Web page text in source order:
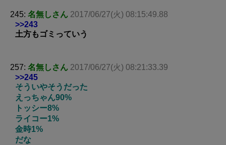
245: 名無しさん 2017/06/27(火) 08:15:49.88
>>243
土方もゴミっていう
257: 名無しさん 2017/06/27(火) 08:21:33.39
>>245
そういやそうだった
えっちゃん90%
トッシー8%
ライコー1%
金時1%
だな